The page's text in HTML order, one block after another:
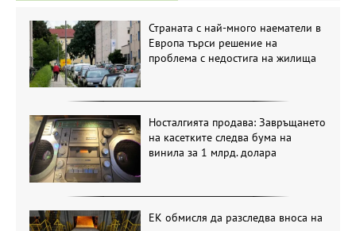
Страната с най-много наематели в
Европа търси решение на
проблема с недостига на жилища
Носталгията продава: Завръщането
на касетките следва бума на
винила за 1 млрд. долара
ЕК обмисля да разследва вноса на